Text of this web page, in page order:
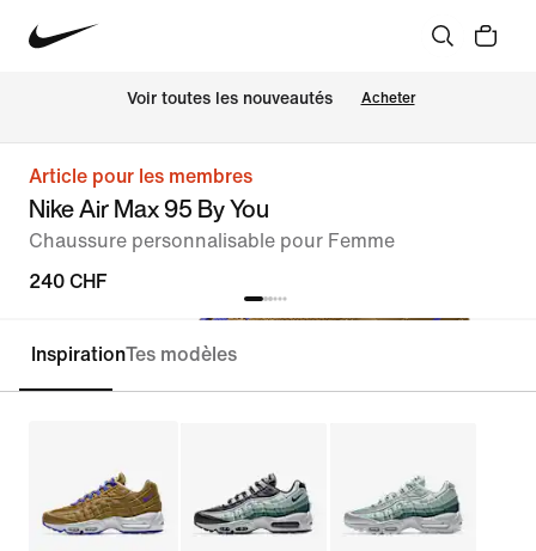
Voir toutes les nouveautés Acheter
Article pour les membres
Nike Air Max 95 By You
Chaussure personnalisable pour Femme
240 CHF
Personnaliser
InspirationTes modèles